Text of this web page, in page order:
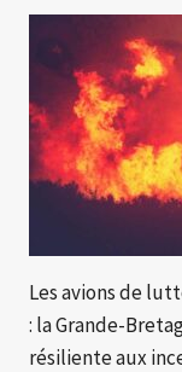
Les avions de
: la Grande-
résiliente aux